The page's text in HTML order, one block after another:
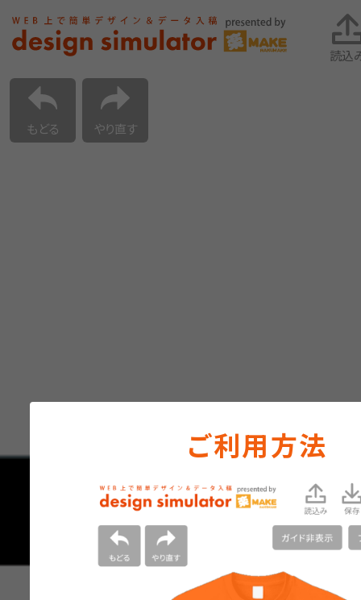
読込
もどる やり直す
ご利用方法